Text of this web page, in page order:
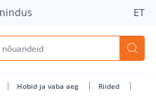
has loaded ET
Hobid ja vaba aeg
Riided